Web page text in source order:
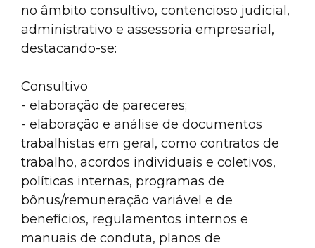
no âmbito consultivo, contencioso judicial,
administrativo e assessoria empresarial,
destacando-se:
Consultivo
- elaboração de pareceres;
- elaboração e análise de documentos
trabalhistas em geral, como contratos de
trabalho, acordos individuais e coletivos,
políticas internas, programas de
bônus/remuneração variável e de
benefícios, regulamentos internos e
manuais de conduta, planos de